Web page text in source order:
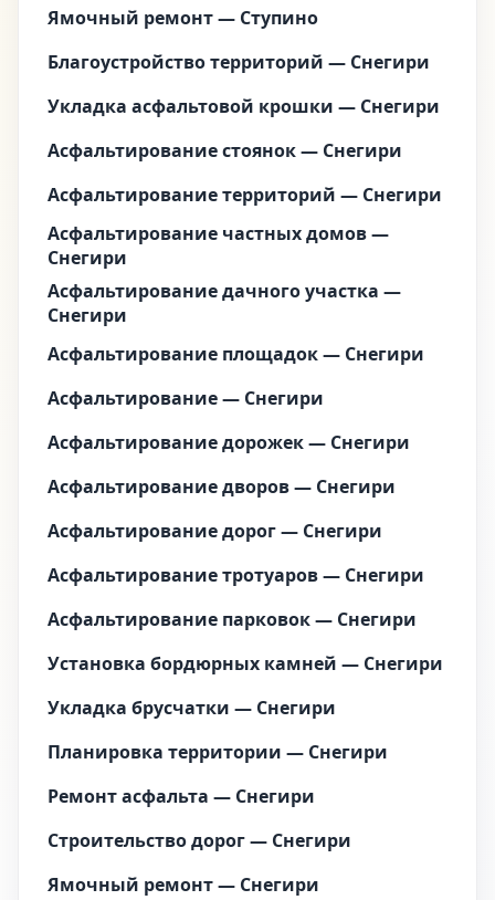
Ямочный ремонт — Ступино
Благоустройство территорий — Снегири
Укладка асфальтовой крошки — Снегири
Асфальтирование стоянок — Снегири
Асфальтирование территорий — Снегири
Асфальтирование частных домов —
Снегири
Асфальтирование дачного участка —
Снегири
Асфальтирование площадок — Снегири
Асфальтирование — Снегири
Асфальтирование дорожек — Снегири
Асфальтирование дворов — Снегири
Асфальтирование дорог — Снегири
Асфальтирование тротуаров — Снегири
Асфальтирование парковок — Снегири
Установка бордюрных камней — Снегири
Укладка брусчатки — Снегири
Планировка территории — Снегири
Ремонт асфальта — Снегири
Строительство дорог — Снегири
Ямочный ремонт — Снегири